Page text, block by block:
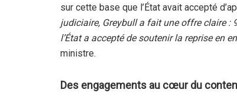
sur cette base que l’État avait accepté
judiciaire, Greybull a fait une offre claire :
l’État a accepté de soutenir la reprise en
ministre.
Des engagements au cœur du